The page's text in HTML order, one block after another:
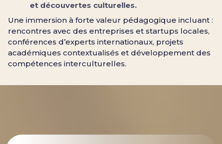
et découvertes culturelles.
Une immersion à forte valeur pédagogique incluant :
rencontres avec des entreprises et startups locales,
conférences d’experts internationaux, projets
académiques contextualisés et développement des
compétences interculturelles.